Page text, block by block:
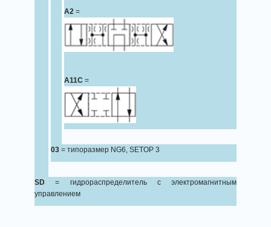
A2 =
A11C =
03 = типоразмер NG6, SETOP 3
SD = гидрораспределитель с электромагнитным
управлением